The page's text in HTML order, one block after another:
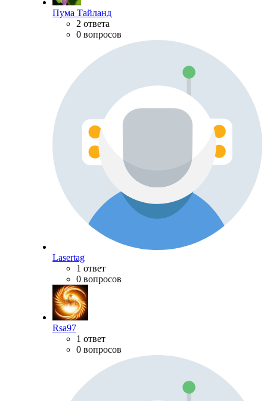
Пума Тайланд
2 ответа
0 вопросов
Lasertag
1 ответ
0 вопросов
Rsa97
1 ответ
0 вопросов